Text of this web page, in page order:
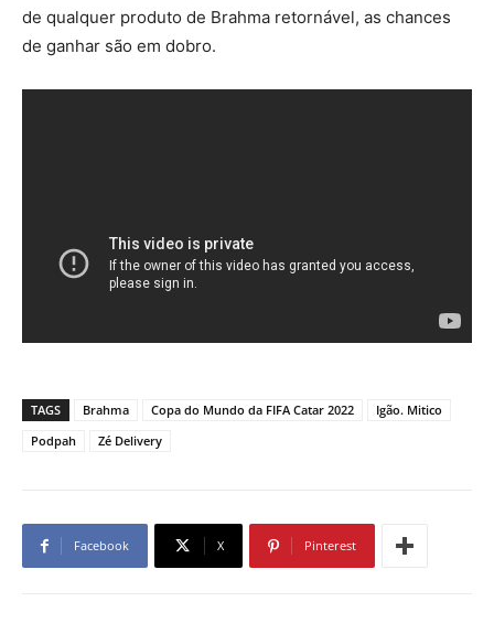
de qualquer produto de Brahma retornável, as chances
de ganhar são em dobro.
TAGS Brahma Copa do Mundo da FIFA Catar 2022
Igão. Mitico
Podpah
Zé Delivery
Facebook X Pinterest